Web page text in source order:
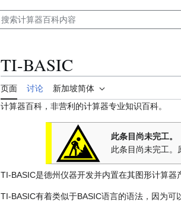
TI-BASIC
页面 讨论 新加坡简体
计算器百科，非营利的计算器专业知识百科。
此条目尚未完工。
此条目尚未完工。
TI-BASIC是德州仪器开发并内置在其图形计算器
TI-BASIC有着类似于BASIC语言的语法，因为可